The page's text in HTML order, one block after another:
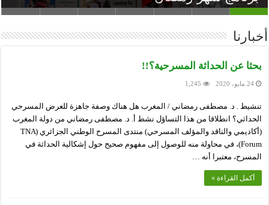
أخبارنا
بحثا عن الحداثة المسرحية؟!!
24 مايو، 2020 1,245
تنشيط . د. مصطفى رمضاني / المغرب هل هناك وصفة جاهزة للعرض المسرحي
الحداثي؟ انطلاقا من هذا التساؤل نشط أ. د. مصطفى رمضاني من دولة المغرب
(أكاديمي والناقد والمؤلف المسرحي) منتدى المسرح الوطني الجزائري (TNA
Forum)، في محاولة منه للوصول إلى مفهوم صحيح حول إشكالية الحداثة في
المسرح، معتبرا أنه …
أكمل القراءة »